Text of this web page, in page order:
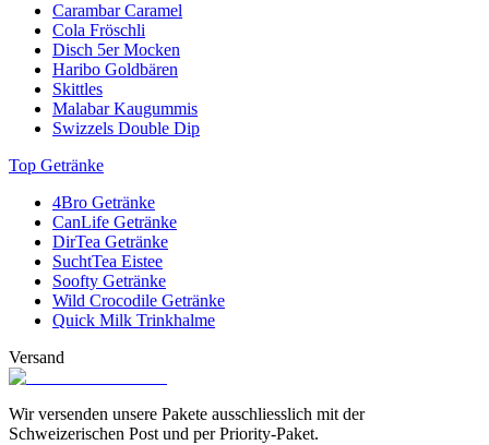
Carambar Caramel
Cola Fröschli
Disch 5er Mocken
Haribo Goldbären
Skittles
Malabar Kaugummis
Swizzels Double Dip
Top Getränke
4Bro Getränke
CanLife Getränke
DirTea Getränke
SuchtTea Eistee
Soofty Getränke
Wild Crocodile Getränke
Quick Milk Trinkhalme
Versand
Wir versenden unsere Pakete ausschliesslich mit der
Schweizerischen Post und per Priority-Paket.